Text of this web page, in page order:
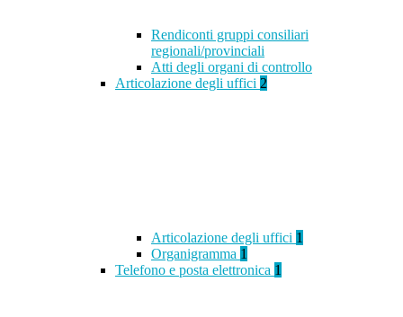
Rendiconti gruppi consiliari
regionali/provinciali
Atti degli organi di controllo
Articolazione degli uffici 2
Articolazione degli uffici 1
Organigramma 1
Telefono e posta elettronica 1